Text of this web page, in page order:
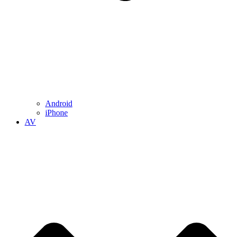
Android
iPhone
AV